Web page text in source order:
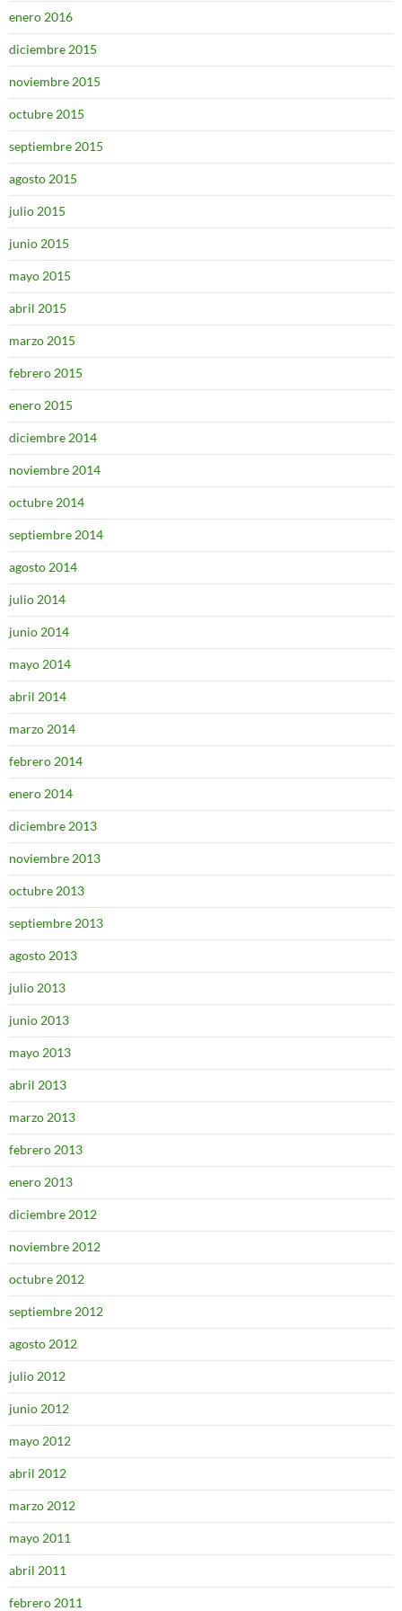
enero 2016
diciembre 2015
noviembre 2015
octubre 2015
septiembre 2015
agosto 2015
julio 2015
junio 2015
mayo 2015
abril 2015
marzo 2015
febrero 2015
enero 2015
diciembre 2014
noviembre 2014
octubre 2014
septiembre 2014
agosto 2014
julio 2014
junio 2014
mayo 2014
abril 2014
marzo 2014
febrero 2014
enero 2014
diciembre 2013
noviembre 2013
octubre 2013
septiembre 2013
agosto 2013
julio 2013
junio 2013
mayo 2013
abril 2013
marzo 2013
febrero 2013
enero 2013
diciembre 2012
noviembre 2012
octubre 2012
septiembre 2012
agosto 2012
julio 2012
junio 2012
mayo 2012
abril 2012
marzo 2012
mayo 2011
abril 2011
febrero 2011